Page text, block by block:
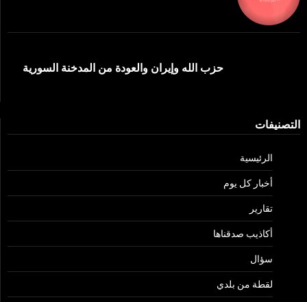
حزب الله وإيران والعودة من المدخنة السورية
التصنيفات
الرئيسية
أخبار كل يوم
تقارير
أكاذيب صدقناها
سؤال
لقطة من بلدي